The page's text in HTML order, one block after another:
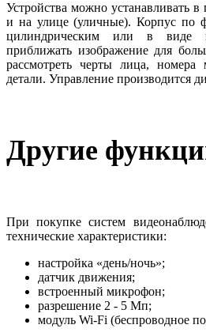
Устройства можно устанавливать
и на улице (уличные). Корпус по
цилиндрическим или в виде
приближать изображение для
рассмотреть черты лица,
детали. Управление производится
Другие
При покупке систем
технические характеристики:
настройка «день/ночь»;
датчик движения;
встроенный микрофон;
разрешение 2 - 5 Мп;
модуль Wi-Fi (беспроводное